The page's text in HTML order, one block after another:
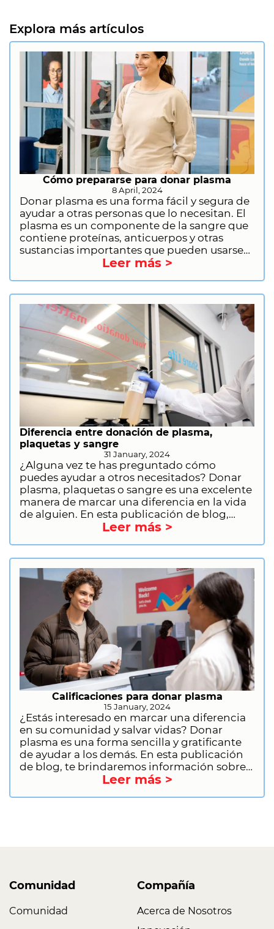
Explora más artículos
Cómo prepararse para donar plasma
8 April, 2024
Donar plasma es una forma fácil y segura de
ayudar a otras personas que lo necesitan. El
plasma es un componente de la sangre que
contiene proteínas, anticuerpos y otras
sustancias importantes que pueden usarse
para tratar una variedad de afecciones
trastornos hemorrágicos y otras
enfermedades graves. Si estás considerando
donar plasma, hay algunas cosas que debe
hacer para prepararte. Permítenos brindarte
la información que necesitas para tener una
buena experiencia de donación, incluido lo
qué debes hacer antes de donar, qué no
debes hacer, qué llevar contigo y por qué es
importante donar plasma.
Leer más >
Diferencia entre donación de plasma,
plaquetas y sangre
31 January, 2024
¿Alguna vez te has preguntado cómo
puedes ayudar a otros necesitados? Donar
plasma, plaquetas o sangre es una excelente
manera de marcar una diferencia en la vida
de alguien. En esta publicación de blog,
analizaremos las diferencias entre la
elegibilidad y los beneficios. También te
brindaremos información sobre cómo
prepararte para la donación de plasma y
cómo registrarte para donar plasma con CSL
Plasma.
Leer más >
Calificaciones para donar plasma
15 January, 2024
¿Estás interesado en marcar una diferencia
en su comunidad y salvar vidas? Donar
plasma es una forma sencilla y gratificante
de ayudar a los demás. En esta publicación
de blog, te brindaremos información sobre
los requisitos para donar plasma. Esto
Leer más >
Comunidad
Comunidad
Compañía
Acerca de Nosotros